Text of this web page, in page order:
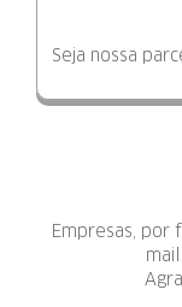
Seja nossa
Empresas,
mail